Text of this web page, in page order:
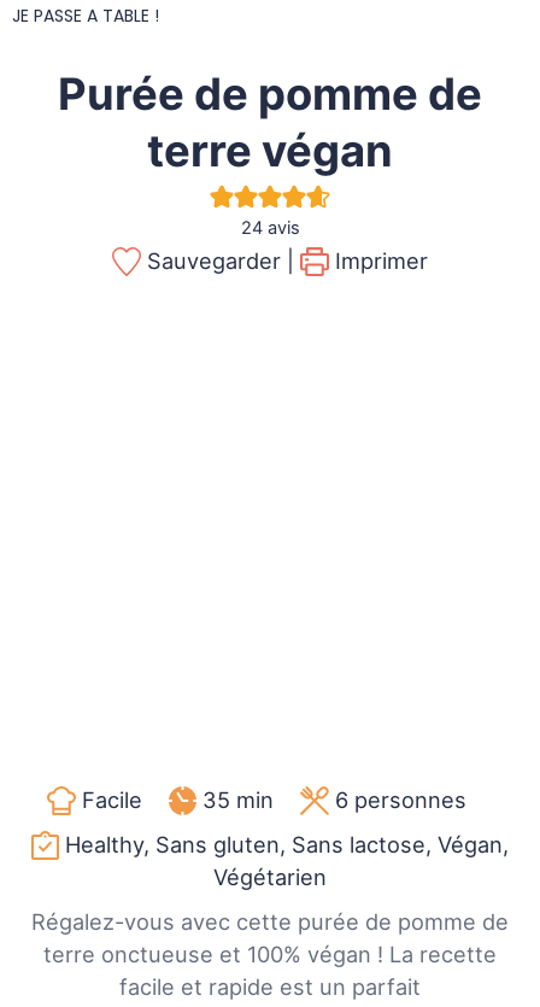
JE PASSE A TABLE !
Purée de pomme de
terre végan
24avis
Sauvegarder | Imprimer
Facile 35 min 6 personnes
Healthy, Sans gluten, Sans lactose, Végan,
Végétarien
Régalez-vous avec cette purée de pomme de
terre onctueuse et 100% végan ! La recette
facile et rapide est un parfait